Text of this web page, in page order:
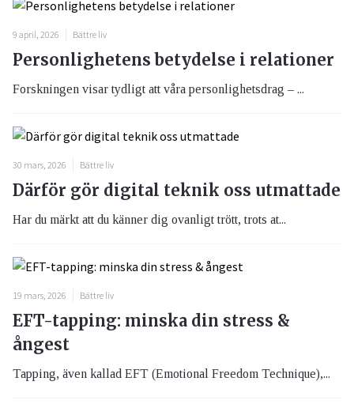
9 april, 2026 Bättre liv
Personlighetens betydelse i relationer
Forskningen visar tydligt att våra personlighetsdrag – ...
30 mars, 2026 Bättre liv
Därför gör digital teknik oss utmattade
Har du märkt att du känner dig ovanligt trött, trots at...
19 mars, 2026 Bättre liv
EFT-tapping: minska din stress &
ångest
Tapping, även kallad EFT (Emotional Freedom Technique),...